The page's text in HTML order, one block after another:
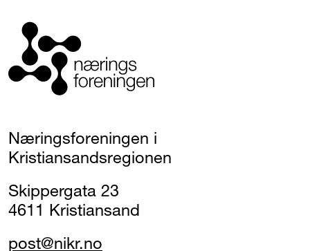
Næringsforeningen i
Kristiansandsregionen
Skippergata 23
4611 Kristiansand
post@nikr.no